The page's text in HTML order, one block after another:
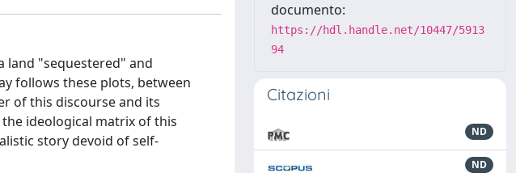
land "sequestered" and
follows these plots, between
of this discourse and its
ideological matrix of this
story devoid of self-
documento:
https://hdl.handle.net/10447/5913
94
Citazioni
ND
ND